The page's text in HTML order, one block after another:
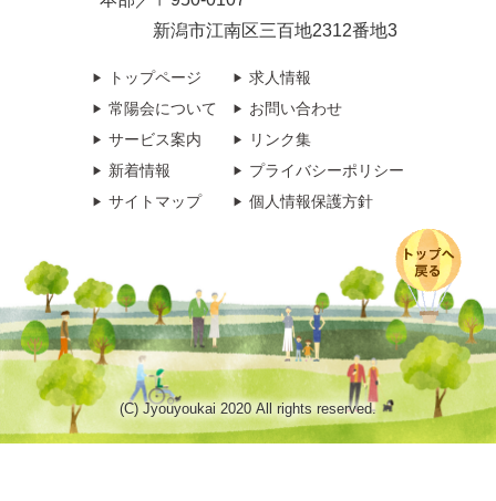
新潟市江南区三百地2312番地3
トップページ
常陽会について
サービス案内
新着情報
サイトマップ
求人情報
お問い合わせ
リンク集
プライバシーポリシー
個人情報保護方針
(C) Jyouyoukai 2020 All rights reserved.